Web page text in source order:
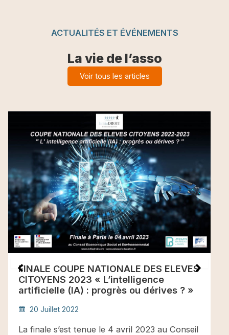
ACTUALITÉS ET ÉVÉNEMENTS
La vie de l’asso
Voir tous les articles
FINALE COUPE NATIONALE DES ELEVES
CITOYENS 2023 « L’intelligence
artificielle (IA) : progrès ou dérives ? »
20 Juillet 2022
La finale s’est tenue le 4 avril 2023 au Conseil